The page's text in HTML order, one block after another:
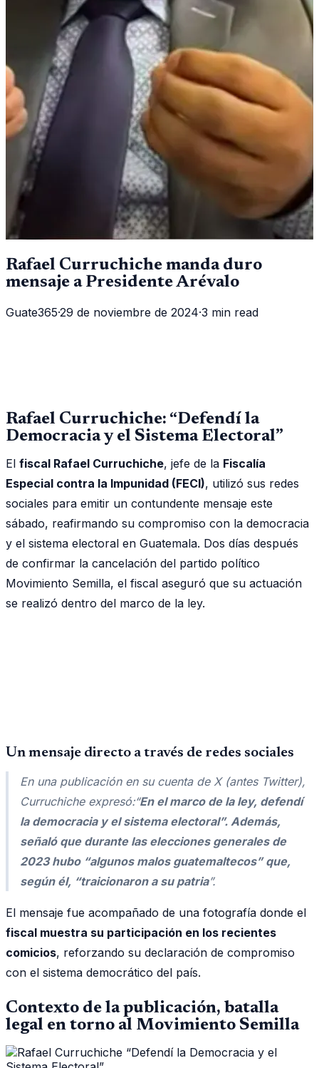
Rafael Curruchiche manda duro
mensaje a Presidente Arévalo
Guate365·29 de noviembre de 2024·3 min read
Rafael Curruchiche: “Defendí la
Democracia y el Sistema Electoral”
El fiscal Rafael Curruchiche, jefe de la Fiscalía
Especial contra la Impunidad (FECI), utilizó sus redes
sociales para emitir un contundente mensaje este
sábado, reafirmando su compromiso con la democracia
y el sistema electoral en Guatemala. Dos días después
de confirmar la cancelación del partido político
Movimiento Semilla, el fiscal aseguró que su actuación
se realizó dentro del marco de la ley.
Un mensaje directo a través de redes sociales
En una publicación en su cuenta de X (antes Twitter),
Curruchiche expresó:“En el marco de la ley, defendí
la democracia y el sistema electoral”. Además,
señaló que durante las elecciones generales de
2023 hubo “algunos malos guatemaltecos” que,
según él, “traicionaron a su patria”.
El mensaje fue acompañado de una fotografía donde el
fiscal muestra su participación en los recientes
comicios, reforzando su declaración de compromiso
con el sistema democrático del país.
Contexto de la publicación, batalla
legal en torno al Movimiento Semilla